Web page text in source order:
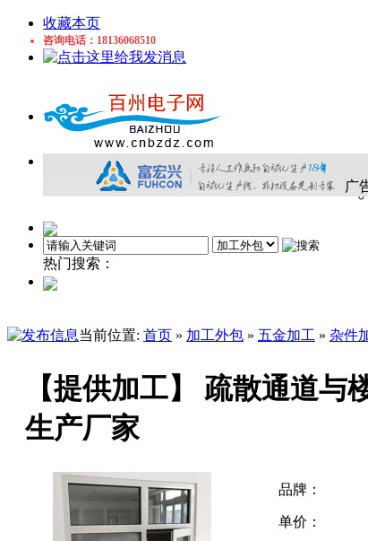
收藏本页
咨询电话：18136068510
广
热门搜索：
当前位置: 首页 » 加工外包 » 五金加工 » 杂件
【提供加工】 ‌疏散通道
生产厂家
品牌：
单价：